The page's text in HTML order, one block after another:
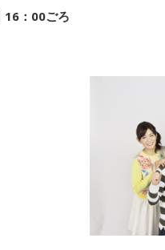
16：00ごろ